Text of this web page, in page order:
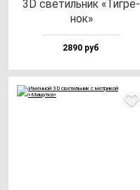
3D све­тиль­ник «Тиг­рё­
нок»
2890 руб